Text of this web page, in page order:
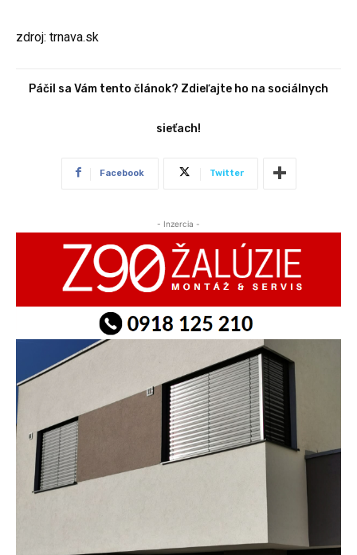
zdroj: trnava.sk
Páčil sa Vám tento článok? Zdieľajte ho na sociálnych
sieťach!
Facebook Twitter
- Inzercia -